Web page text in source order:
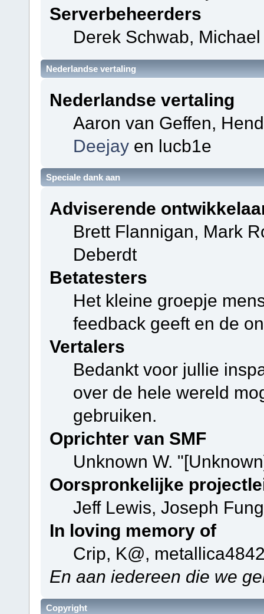
Serverbeheerders
Derek Schwab,
Nederlandse vertaling
Nederlandse vertaling
Aaron van Geffen,
Deejayen lucb1e
Speciale dank aan
Adviserende
Brett Flannigan, Mark
Deberdt
Betatesters
Het kleine groepje
feedback geeft en de
Vertalers
Bedankt voor jullie
over de hele wereld
gebruiken.
Oprichter van SMF
Unknown W.
Oorspronkelijke
Jeff Lewis, Joseph
In loving memory of
Crip, K@,
En aan iedereen die we
Copyright